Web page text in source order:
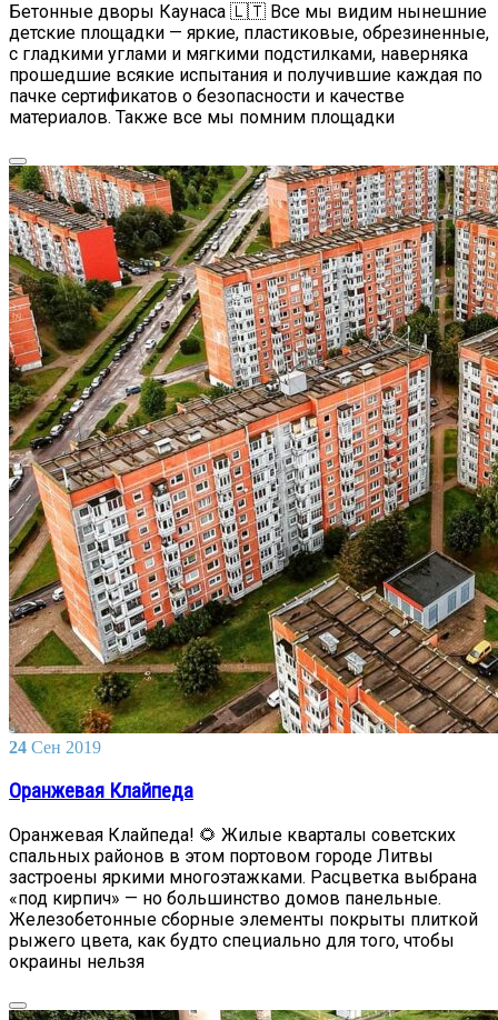
Бетонные дворы Каунаса 🇱🇹 Все мы видим нынешние
детские площадки — яркие, пластиковые, обрезиненные,
с гладкими углами и мягкими подстилками, наверняка
прошедшие всякие испытания и получившие каждая по
пачке сертификатов о безопасности и качестве
материалов. Также все мы помним площадки
24 Сен 2019
Оранжевая Клайпеда
Оранжевая Клайпеда! 🌻 Жилые кварталы советских
спальных районов в этом портовом городе Литвы
застроены яркими многоэтажками. Расцветка выбрана
«под кирпич» — но большинство домов панельные.
Железобетонные сборные элементы покрыты плиткой
рыжего цвета, как будто специально для того, чтобы
окраины нельзя